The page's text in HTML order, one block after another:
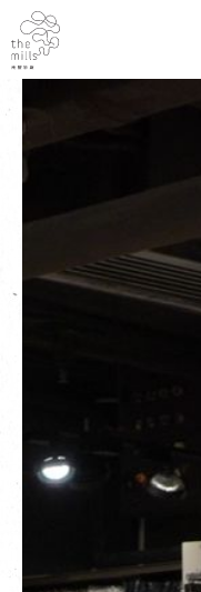
关于南丰纱厂
联络我们
南丰店堂
店堂指南
餐饮
活动场地
活动
世界之約
展覽
活化与保育
停车场
NF TOUCH